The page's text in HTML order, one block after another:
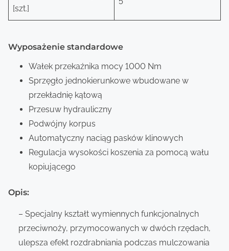
[szt.]
Wyposażenie standardowe
Wałek przekaźnika mocy 1000 Nm
Sprzęgło jednokierunkowe wbudowane w
przekładnię kątową
Przesuw hydrauliczny
Podwójny korpus
Automatyczny naciąg pasków klinowych
Regulacja wysokości koszenia za pomocą wału
kopiującego
Opis:
– Specjalny kształt wymiennych funkcjonalnych
przeciwnoży, przymocowanych w dwóch rzędach,
ulepsza efekt rozdrabniania podczas mulczowania